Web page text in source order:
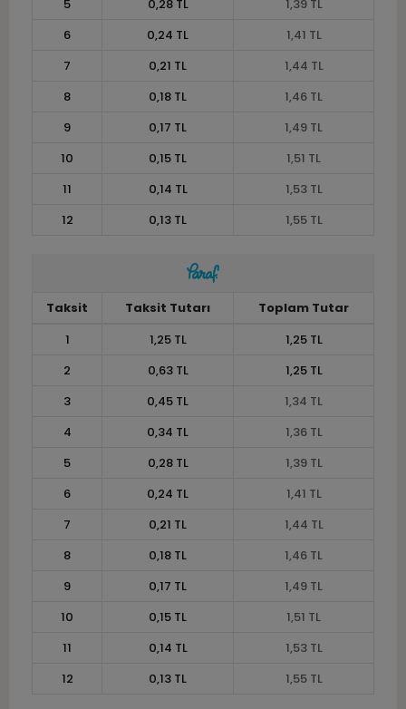
5 0,28 TL
1,39 TL
6
0,24 TL
1,41 TL
7
0,21 TL
1,44 TL
8
0,18 TL
1,46 TL
9
0,17 TL
1,49 TL
10
0,15 TL
1,51 TL
11
0,14 TL
1,53 TL
12
0,13 TL 1,55 TL
Taksit Taksit Tutarı
Toplam Tutar
1
1,25 TL
1,25 TL
2
0,63 TL
1,25 TL
3
0,45 TL
1,34 TL
4
0,34 TL
1,36 TL
5
0,28 TL
1,39 TL
6
0,24 TL
1,41 TL
7
0,21 TL
1,44 TL
8
0,18 TL
1,46 TL
9
0,17 TL
1,49 TL
10
0,15 TL
1,51 TL
11
0,14 TL
1,53 TL
12
0,13 TL 1,55 TL